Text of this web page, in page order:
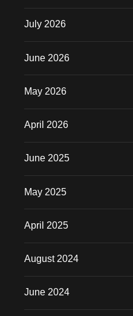
July 2026
June 2026
May 2026
April 2026
June 2025
May 2025
April 2025
August 2024
June 2024